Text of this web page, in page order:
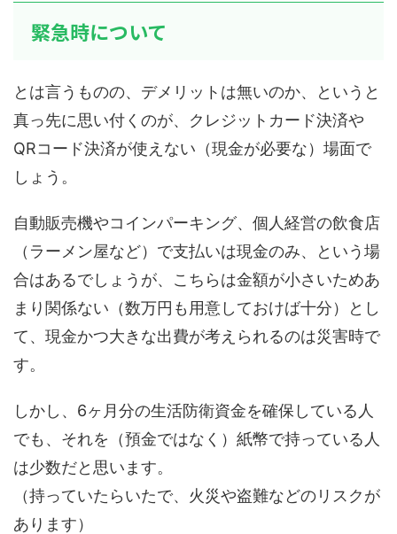
緊急時について
とは言うものの、デメリットは無いのか、というと
真っ先に思い付くのが、クレジットカード決済や
QRコード決済が使えない（現金が必要な）場面で
しょう。
自動販売機やコインパーキング、個人経営の飲食店
（ラーメン屋など）で支払いは現金のみ、という場
合はあるでしょうが、こちらは金額が小さいためあ
まり関係ない（数万円も用意しておけば十分）とし
て、現金かつ大きな出費が考えられるのは災害時で
す。
しかし、6ヶ月分の生活防衛資金を確保している人
でも、それを（預金ではなく）紙幣で持っている人
は少数だと思います。
（持っていたらいたで、火災や盗難などのリスクが
あります）